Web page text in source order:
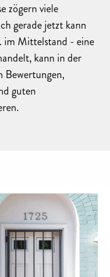
zögern viele
gerade jetzt kann
im Mittelstand - eine
kann in der
Bewertungen,
guten